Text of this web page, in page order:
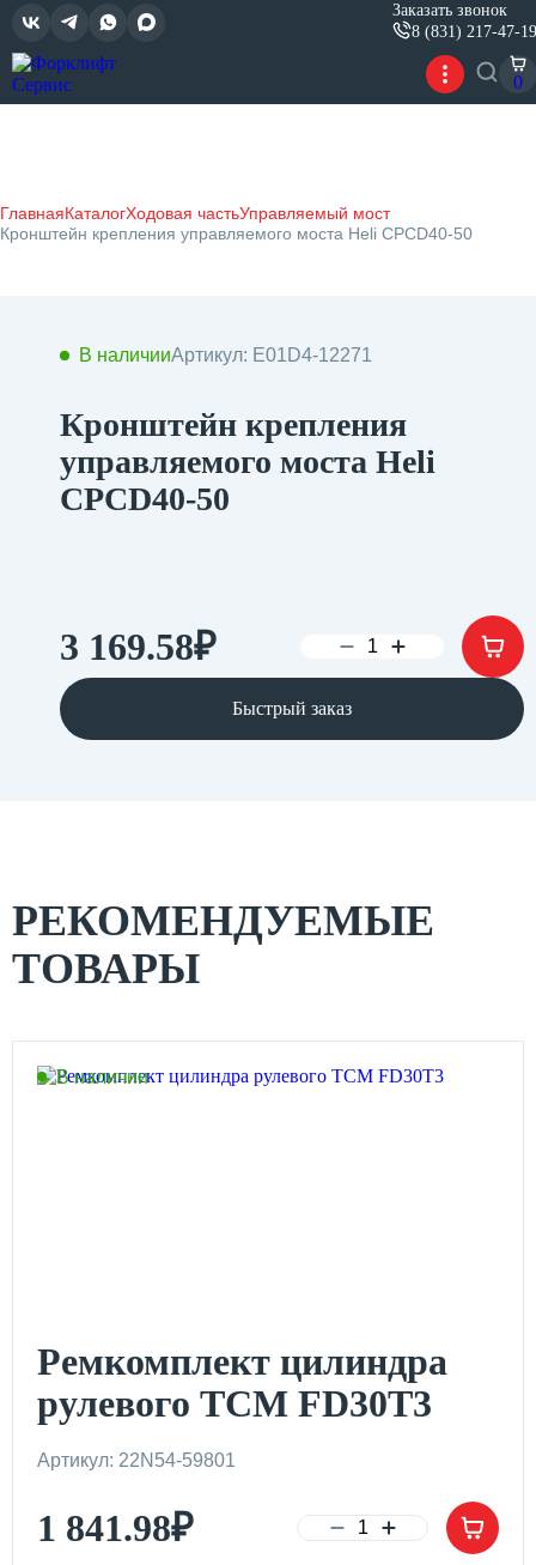
Заказать звонок
8 (831) 217-47-19
0
ГлавнаяКаталогХодовая частьУправляемый мост
Кронштейн крепления управляемого моста Heli CPCD40-50
В наличииАртикул: E01D4-12271
Кронштейн крепления
управляемого моста Heli
CPCD40-50
3 169.58₽
Быстрый заказ
РЕКОМЕНДУЕМЫЕ
ТОВАРЫ
В наличии
Ремкомплект цилиндра
рулевого TCM FD30T3
Артикул: 22N54-59801
1 841.98₽